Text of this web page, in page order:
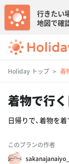
行きたい
地図で確
Holiday トップ 着
着物で行
日帰りで、着物を
このプランの作者